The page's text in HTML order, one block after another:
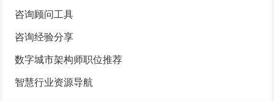
咨询顾问工具
咨询经验分享
数字城市架构师职位推荐
智慧行业资源导航